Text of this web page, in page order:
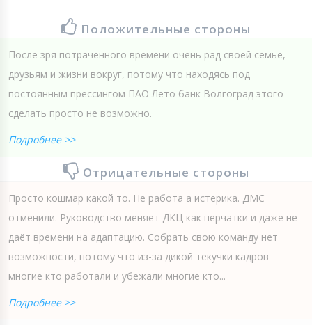
Положительные стороны
После зря потраченного времени очень рад своей семье,
друзьям и жизни вокруг, потому что находясь под
постоянным прессингом ПАО Лето банк Волгоград этого
сделать просто не возможно.
Подробнее >>
Отрицательные стороны
Просто кошмар какой то. Не работа а истерика. ДМС
отменили. Руководство меняет ДКЦ как перчатки и даже не
даёт времени на адаптацию. Собрать свою команду нет
возможности, потому что из-за дикой текучки кадров
многие кто работали и убежали многие кто...
Подробнее >>